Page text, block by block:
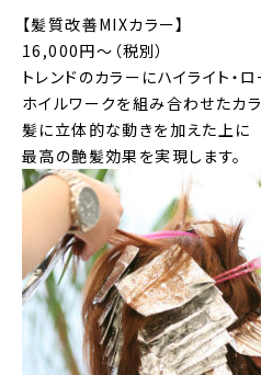
【髪質改善MIXカラー】
16,000円～（税別）
トレンドのカラーにハイライト・
ホイルワークを組み合わせたカラ
髪に立体的な動きを加えた上に
最高の艶髪効果を実現します。